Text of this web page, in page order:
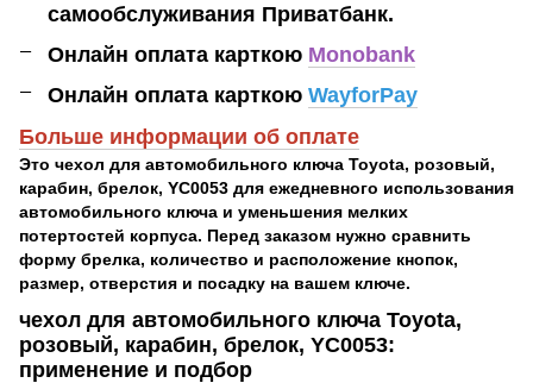
самообслуживания Приватбанк.
Онлайн оплата карткою Monobank
Онлайн оплата карткою WayforPay
Больше информации об оплате
Это чехол для автомобильного ключа Toyota, розовый,
карабин, брелок, YC0053 для ежедневного использования
автомобильного ключа и уменьшения мелких
потертостей корпуса. Перед заказом нужно сравнить
форму брелка, количество и расположение кнопок,
размер, отверстия и посадку на вашем ключе.
чехол для автомобильного ключа Toyota,
розовый, карабин, брелок, YC0053:
применение и подбор